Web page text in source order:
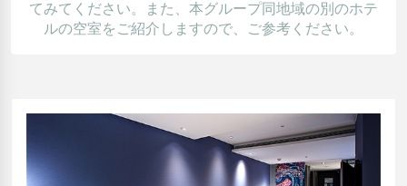
てみてください。また、本グループ同地域の別のホテ
ルの空室をご紹介しますので、ご参考ください。